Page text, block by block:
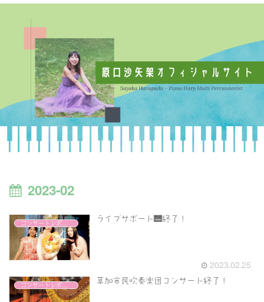
2023-02
ライブサポート🎹終了！
2023.02.25
草加市民吹奏楽団コンサート終了！